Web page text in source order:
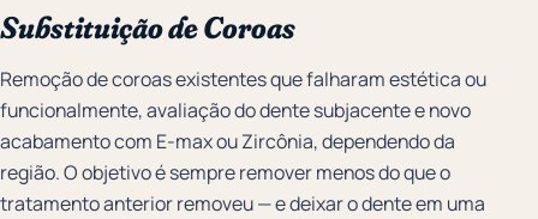
Substituição de Coroas
Remoção de coroas existentes que falharam estética ou
funcionalmente, avaliação do dente subjacente e novo
acabamento com E-max ou Zircônia, dependendo da
região. O objetivo é sempre remover menos do que o
tratamento anterior removeu — e deixar o dente em uma